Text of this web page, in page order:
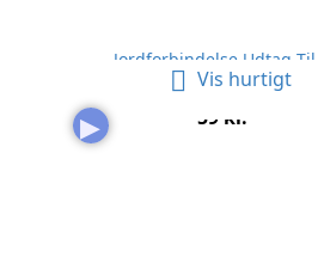
▶
Jordforbindelse Udtag Til...
Pris
59 kr.
 Vis hurtigt